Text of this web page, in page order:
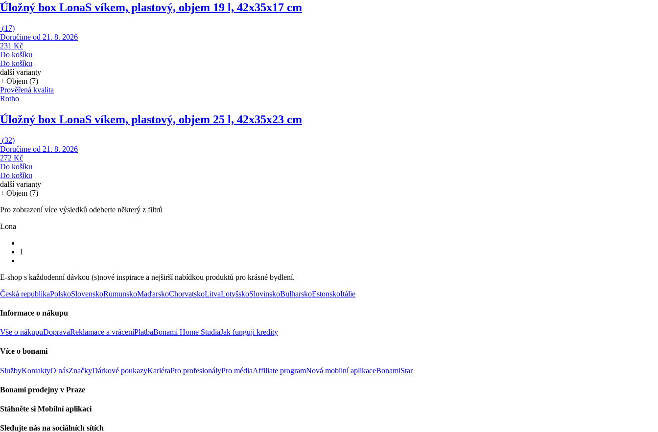
Úložný box LonaS víkem, plastový, objem 19 l, 42x35x17 cm
(17)
Doručíme od 21. 8. 2026
231 Kč
Do košíku
Do košíku
další varianty
+ Objem (7)
Prověřená kvalita
Rotho
Úložný box LonaS víkem, plastový, objem 25 l, 42x35x23 cm
(32)
Doručíme od 21. 8. 2026
272 Kč
Do košíku
Do košíku
další varianty
+ Objem (7)
Pro zobrazení více výsledků odeberte některý z filtrů
Lona
1
E-shop s každodenní dávkou (s)nové inspirace a nejširší nabídkou produktů pro krásné bydlení.
Česká republikaPolskoSlovenskoRumunskoMaďarskoChorvatskoLitvaLotyšskoSlovinskoBulharskoEstonskoItálie
Informace o nákupu
Vše o nákupuDopravaReklamace a vráceníPlatbaBonami Home StudiaJak fungují kredity
Více o bonami
SlužbyKontaktyO násZnačkyDárkové poukazyKariéraPro profesionályPro médiaAffiliate programNová mobilní aplikaceBonamiStar
Bonami prodejny v Praze
Stáhněte si Mobilní aplikaci
Sledujte nás na sociálních sítích